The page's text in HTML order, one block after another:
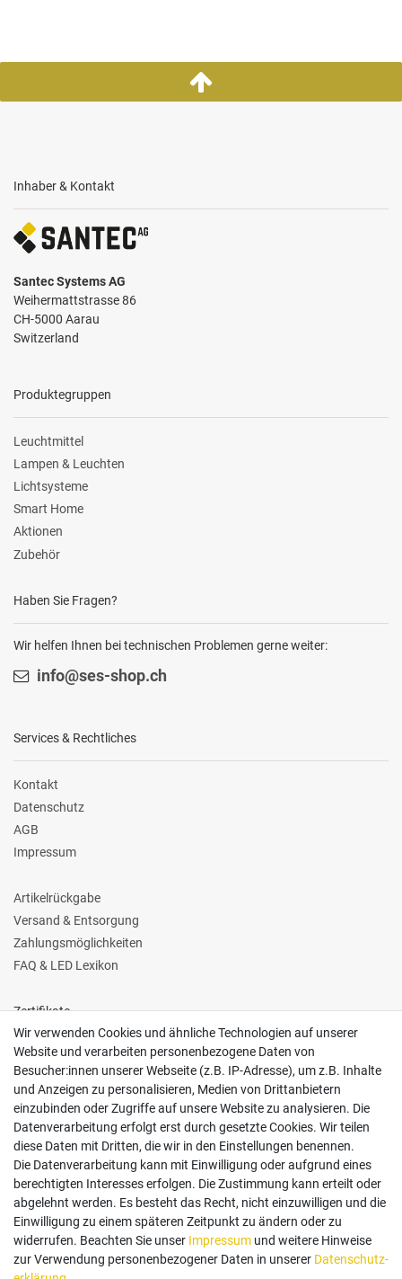
Inhaber & Kontakt
Santec Systems AG
Weihermattstrasse 86
CH-5000 Aarau
Switzerland
Produktegruppen
Leuchtmittel
Lampen & Leuchten
Lichtsysteme
Smart Home
Aktionen
Zubehör
Haben Sie Fragen?
Wir helfen Ihnen bei technischen Problemen gerne weiter:
info@ses-shop.ch
Services & Rechtliches
Kontakt
Datenschutz
AGB
Impressum
Artikelrückgabe
Versand & Entsorgung
Zahlungsmöglichkeiten
FAQ & LED Lexikon
Zertifikate
Follow us
Zahlungsarten
Wir verwenden Cookies und ähnliche Technologien auf unserer
Website und verarbeiten personenbezogene Daten von
Besucher:innen unserer Webseite (z.B. IP-Adresse), um z.B. Inhalte
und Anzeigen zu personalisieren, Medien von Drittanbietern
einzubinden oder Zugriffe auf unsere Website zu analysieren. Die
Datenverarbeitung erfolgt erst durch gesetzte Cookies. Wir teilen
diese Daten mit Dritten, die wir in den Einstellungen benennen.
Die Datenverarbeitung kann mit Einwilligung oder aufgrund eines
berechtigten Interesses erfolgen. Die Zustimmung kann erteilt oder
abgelehnt werden. Es besteht das Recht, nicht einzuwilligen und die
Einwilligung zu einem späteren Zeitpunkt zu ändern oder zu
widerrufen. Beachten Sie unser Impressum und weitere Hinweise
zur Verwendung personenbezogener Daten in unserer Daten­schutz­